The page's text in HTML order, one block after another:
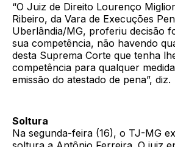
“O Juiz de Direito Lourenço
Ribeiro, da Vara de Execuções
Uberlândia/MG, proferiu decisão
sua competência, não havendo
desta Suprema Corte que tenha
competência para qualquer
emissão do atestado de pena”, diz.
Soltura
Na segunda-feira (16), o TJ-MG